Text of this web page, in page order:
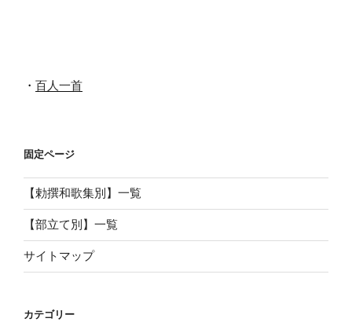
・ 百人一首
固定ページ
【勅撰和歌集別】一覧
【部立て別】一覧
サイトマップ
カテゴリー